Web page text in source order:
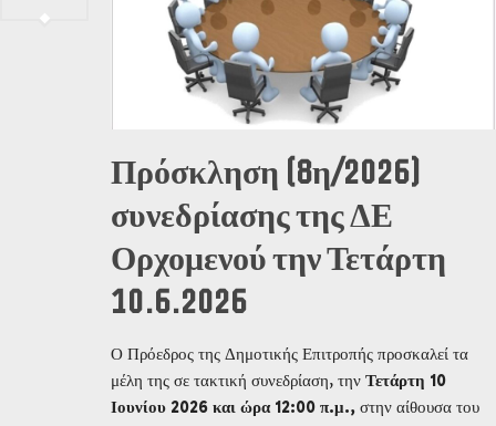
Πρόσκληση (8η/2026)
συνεδρίασης της ΔΕ
Ορχομενού την Τετάρτη
10.6.2026
Ο Πρόεδρος της Δημοτικής Επιτροπής προσκαλεί τα
μέλη της σε τακτική συνεδρίαση, την Τετάρτη 10
Ιουνίου 2026 και ώρα 12:00 π.μ., στην αίθουσα του